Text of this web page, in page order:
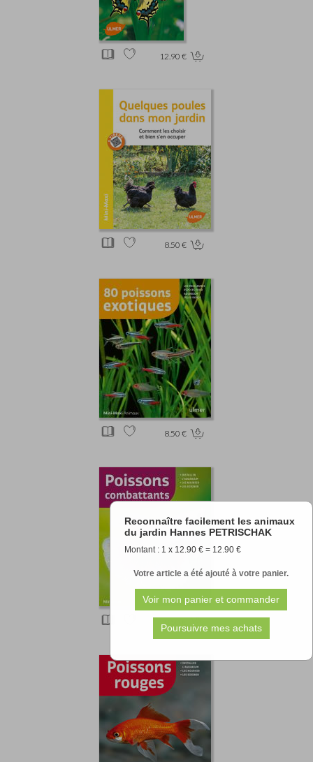
Reconnaître facilement les animaux
du jardin Hannes PETRISCHAK
Montant : 1 x 12.90 € = 12.90 €
Votre article a été ajouté à votre panier.
12.90 €
8.50 €
8.50 €